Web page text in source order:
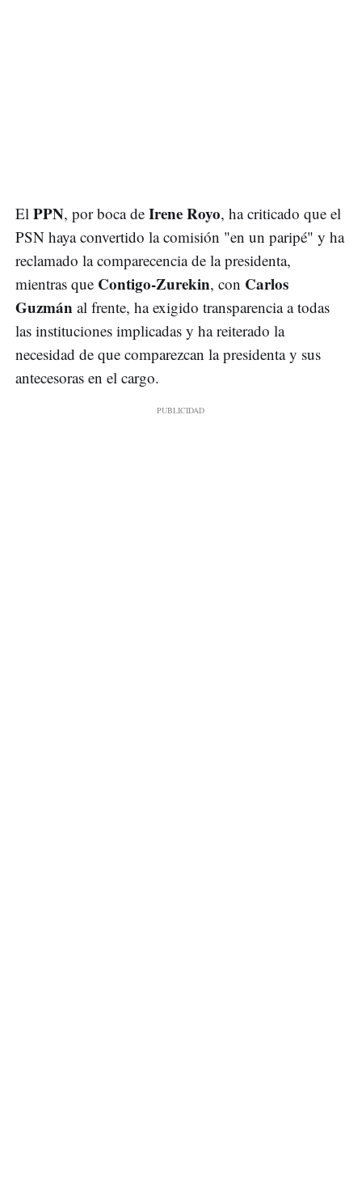
El PPN, por boca de Irene Royo, ha criticado que el
PSN haya convertido la comisión "en un paripé" y ha
reclamado la comparecencia de la presidenta,
mientras que Contigo-Zurekin, con Carlos
Guzmán al frente, ha exigido transparencia a todas
las instituciones implicadas y ha reiterado la
necesidad de que comparezcan la presidenta y sus
antecesoras en el cargo.